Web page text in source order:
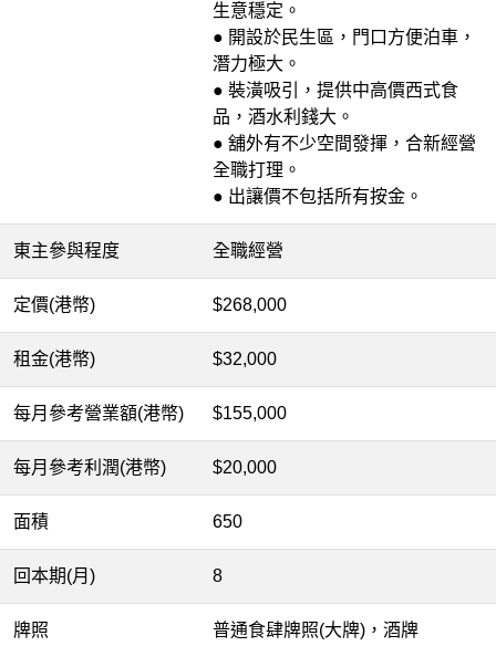
生意穩定。
● 開設於民生區，門口方便泊車，
潛力極大。
● 裝潢吸引，提供中高價西式食
品，酒水利錢大。
● 舖外有不少空間發揮，合新經營
全職打理。
● 出讓價不包括所有按金。
東主參與程度 全職經營
定價(港幣) $268,000
租金(港幣) $32,000
每月參考營業額(港幣) $155,000
每月參考利潤(港幣) $20,000
面積 650
回本期(月) 8
牌照 普通食肆牌照(大牌)，酒牌